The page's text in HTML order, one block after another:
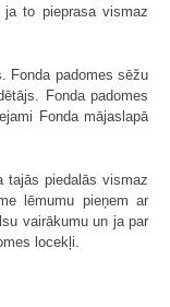
ja to pieprasa vismaz
Fonda padomes sēžu
Fonda padomes
Fonda mājaslapā
tajās piedalās vismaz
lēmumu pieņem ar
vairākumu un ja par
locekļi.